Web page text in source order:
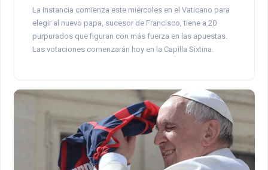
La instancia comienza este miércoles en el Vaticano para
elegir al nuevo papa, sucesor de Francisco, tiene a 20
purpurados que figuran con más fuerza en las apuestas.
Las votaciones comenzarán hoy en la Capilla Sixtina.